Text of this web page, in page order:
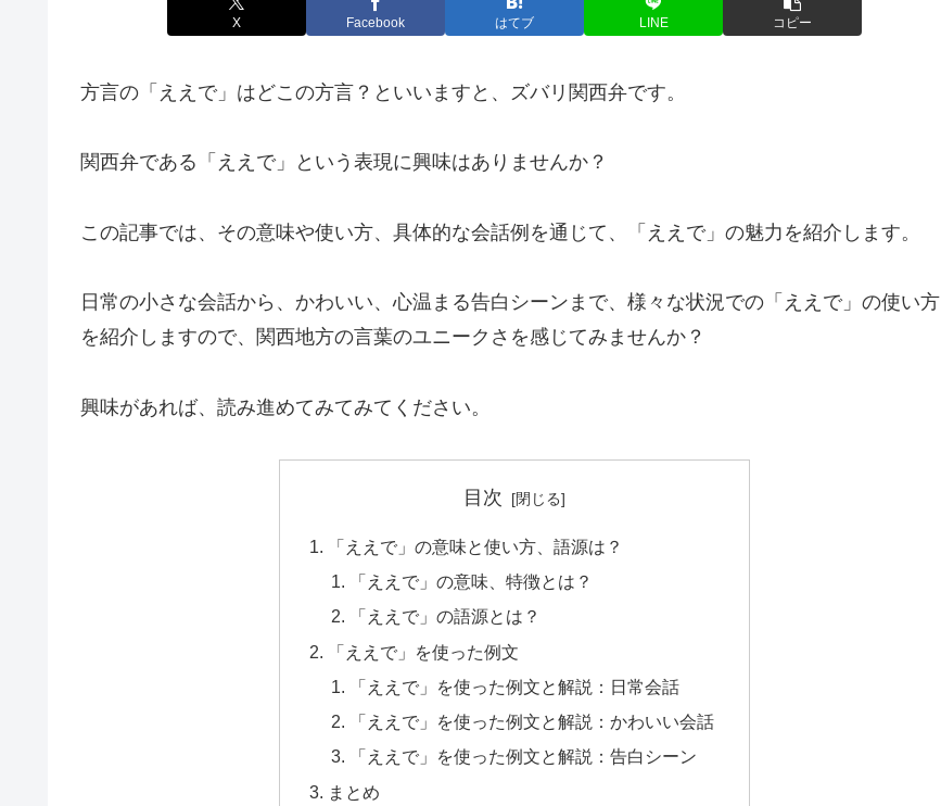
X Facebook はてブ LINE コピー
方言の「ええで」はどこの方言？といいますと、ズバリ関西弁です。
関西弁である「ええで」という表現に興味はありませんか？
この記事では、その意味や使い方、具体的な会話例を通じて、「ええで」の魅力を紹介します。
日常の小さな会話から、かわいい、心温まる告白シーンまで、様々な状況での「ええで」の使い方
を紹介しますので、関西地方の言葉のユニークさを感じてみませんか？
興味があれば、読み進めてみてみてください。
目次
「ええで」の意味と使い方、語源は？
「ええで」の意味、特徴とは？
「ええで」の語源とは？
「ええで」を使った例文
「ええで」を使った例文と解説：日常会話
「ええで」を使った例文と解説：かわいい会話
「ええで」を使った例文と解説：告白シーン
まとめ